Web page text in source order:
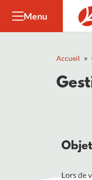
Menu
Accueil »
Lors de
Panneau de gestion des